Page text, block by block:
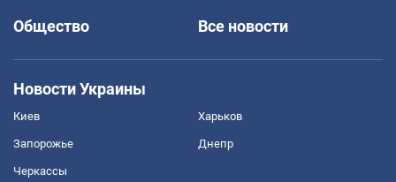
Общество
Все новости
Новости Украины
Киев Харьков
Запорожье Днепр
Черкассы